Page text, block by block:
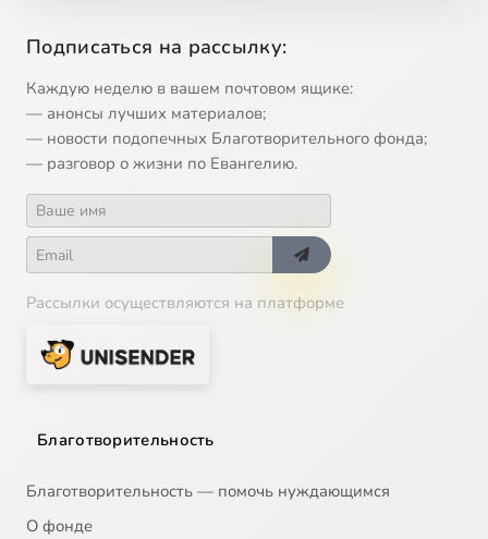
Подписаться на рассылку:
Каждую неделю в вашем почтовом ящике:
— анонсы лучших материалов;
— новости подопечных Благотворительного фонда;
— разговор о жизни по Евангелию.
Рассылки осуществляются на платформе
Благотворительность
Благотворительность — помочь нуждающимся
О фонде